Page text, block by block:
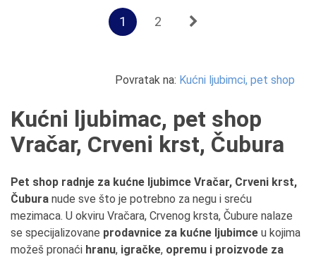
1 2
Povratak na: Kućni ljubimci, pet shop
Kućni ljubimac, pet shop
Vračar, Crveni krst, Čubura
Pet shop radnje za kućne ljubimce Vračar, Crveni krst,
Čubura nude sve što je potrebno za negu i sreću
mezimaca. U okviru Vračara, Crvenog krsta, Čubure nalaze
se specijalizovane prodavnice za kućne ljubimce u kojima
možeš pronaći hranu, igračke, opremu i proizvode za